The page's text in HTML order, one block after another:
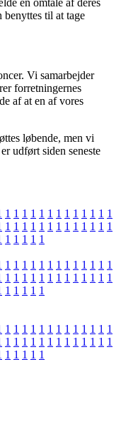
benyttes til at tage
Vi samarbejder
forretningernes
af at en af vores
løbende, men vi
udført siden seneste
1 1 1 1 1 1 1 1 1 1 1 1 1
1 1 1 1 1 1 1 1 1 1 1 1 1
1 1 1 1 1
1 1 1 1 1 1 1 1 1 1 1 1 1
1 1 1 1 1 1 1 1 1 1 1 1 1
1 1 1 1 1
1 1 1 1 1 1 1 1 1 1 1 1 1
1 1 1 1 1 1 1 1 1 1 1 1 1
1 1 1 1 1